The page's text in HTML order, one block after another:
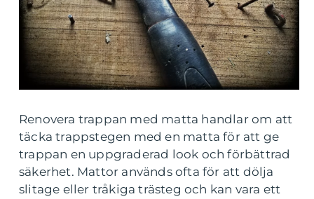
Renovera trappan med matta handlar om att
täcka trappstegen med en matta för att ge
trappan en uppgraderad look och förbättrad
säkerhet. Mattor används ofta för att dölja
slitage eller tråkiga trästeg och kan vara ett